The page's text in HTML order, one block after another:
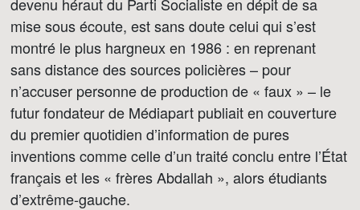
mise sous écoute, est sans doute celui qui s’est
montré le plus hargneux en 1986 : en reprenant
sans distance des sources policières – pour
n’accuser personne de production de « faux » – le
futur fondateur de Médiapart publiait en couverture
du premier quotidien d’information de pures
inventions comme celle d’un traité conclu entre l’État
français et les « frères Abdallah », alors étudiants
d’extrême-gauche.